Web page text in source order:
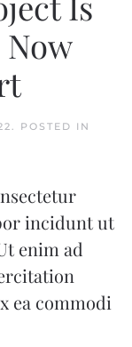
. POSTED IN
incidunt ut
enim ad
ea commodi